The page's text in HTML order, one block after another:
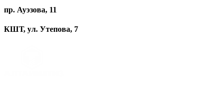
пр. Ауэзова, 11
КШТ, ул. Утепова, 7